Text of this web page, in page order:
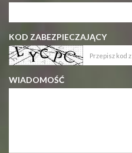
KOD ZABEZPIECZAJĄCY
WIADOMOŚĆ